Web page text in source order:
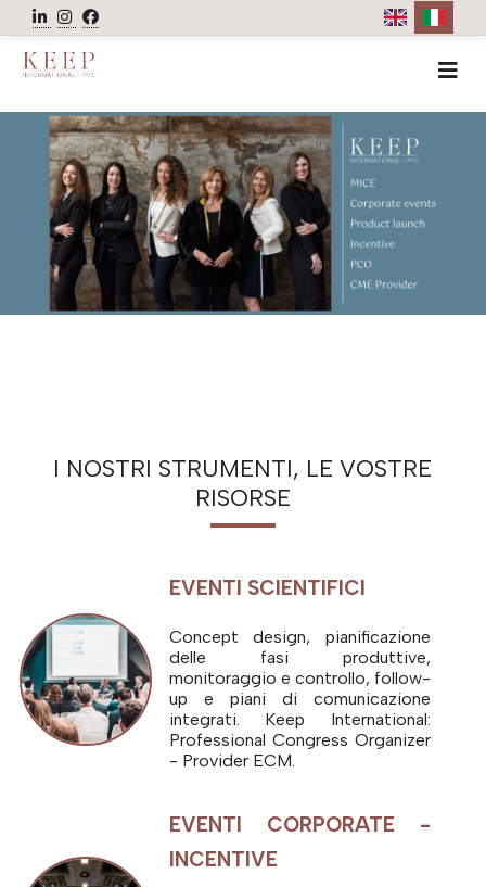
HOME
AZIENDA
NEWS
EVENTI
CONGRESSI
WEBINAR
VIDEO
I NOSTRI STRUMENTI, LE VOSTRE
RISORSE
EVENTI SCIENTIFICI
Concept design, pianificazione
delle fasi produttive,
monitoraggio e controllo, follow-
up e piani di comunicazione
integrati. Keep International:
Professional Congress Organizer
- Provider ECM.
EVENTI CORPORATE -
INCENTIVE